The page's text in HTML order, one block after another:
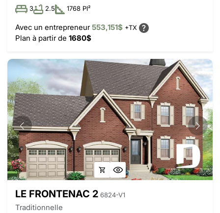
3 2.5 1768 PI²
Avec un entrepreneur553,151$ +TX
Plan à partir de 1680$
LE FRONTENAC 2 6824-V1
Traditionnelle